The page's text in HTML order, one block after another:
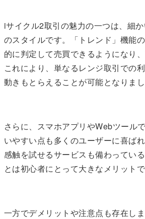
iサイクル2取引の魅力の一つは、細
のスタイルです。「トレンド」機能
的に判定して売買できるようになり
これにより、単なるレンジ取引での
動きもとらえることが可能となりまし
さらに、スマホアプリやWebツール
いやすい点も多くのユーザーに喜ば
感触を試せるサービスも備わってい
とは初心者にとって大きなメリットで
一方でデメリットや注意点も存在し